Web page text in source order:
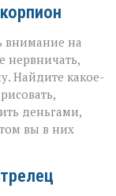
внимание на
нервничать,
Найдите какое-
деньгами,
вы в них